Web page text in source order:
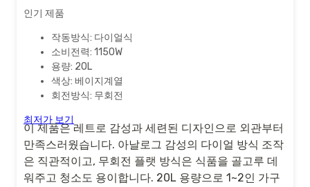
인기 제품
작동방식: 다이얼식
소비전력: 1150W
용량: 20L
색상: 베이지계열
회전방식: 무회전
최저가 보기
이 제품은 레트로 감성과 세련된 디자인으로 외관부터
만족스러웠습니다. 아날로그 감성의 다이얼 방식 조작
은 직관적이고, 무회전 플랫 방식은 식품을 골고루 데
워주고 청소도 용이합니다. 20L 용량으로 1~2인 가구